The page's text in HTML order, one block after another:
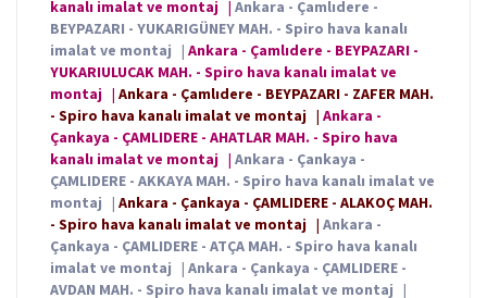
kanalı imalat ve montaj | Ankara - Çamlıdere -
BEYPAZARI - YUKARIGÜNEY MAH. - Spiro hava kanalı
imalat ve montaj | Ankara - Çamlıdere - BEYPAZARI -
YUKARIULUCAK MAH. - Spiro hava kanalı imalat ve
montaj | Ankara - Çamlıdere - BEYPAZARI - ZAFER MAH.
- Spiro hava kanalı imalat ve montaj | Ankara -
Çankaya - ÇAMLIDERE - AHATLAR MAH. - Spiro hava
kanalı imalat ve montaj | Ankara - Çankaya -
ÇAMLIDERE - AKKAYA MAH. - Spiro hava kanalı imalat ve
montaj | Ankara - Çankaya - ÇAMLIDERE - ALAKOÇ MAH.
- Spiro hava kanalı imalat ve montaj | Ankara -
Çankaya - ÇAMLIDERE - ATÇA MAH. - Spiro hava kanalı
imalat ve montaj | Ankara - Çankaya - ÇAMLIDERE -
AVDAN MAH. - Spiro hava kanalı imalat ve montaj |